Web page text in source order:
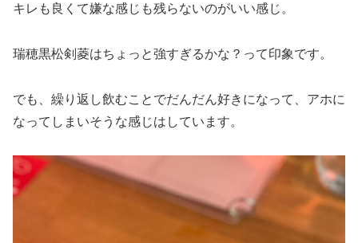
キレも良くて嫌な感じも残らないのがいい感じ。
瑞穂黒松剣菱はちょっと強すぎるかな？って印象です。
でも、繰り返し飲むことでだんだん好きになって、アホに
なってしまいそうな感じはしています。